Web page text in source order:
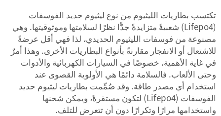
تكتسب بطاريات الليثيوم من نوع ليثيوم حديد الفوسفات
(Lifepo4) شعبيةً متزايدةً جدًّا نظرًا لسلامتها وموثوقيتها. وهي
مصنوعة من فوسفات الليثيوم الحديدي، لذا فهي أقل عرضةً
للاشتعال أو الانفجار مقارنةً بأنواع البطاريات الأخرى. وهذا أمرٌ
في غاية الأهمية، خصوصًا في السيارات الكهربائية والأدوات
وحتى الألعاب. فالسلامة دائمًا هي الأولوية القصوى عند
استخدام أي مصدر طاقة. وقد صُمِّمت بطاريات ليثيوم حديد
الفوسفات (Lifepo4) لتكون مستقرةً، ويمكن شحنها
واستخدامها مرارًا وتكرارًا دون أن تتعرض للتلف.